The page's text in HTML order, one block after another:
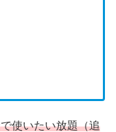
使いたい放題（追